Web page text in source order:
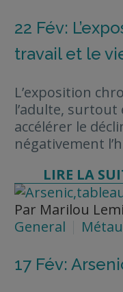
22 Fév:
travail et le
L’exposition
l’adulte,
accélérer le
négativement
LIRE LA
Par Marilou
General
17 Fév: